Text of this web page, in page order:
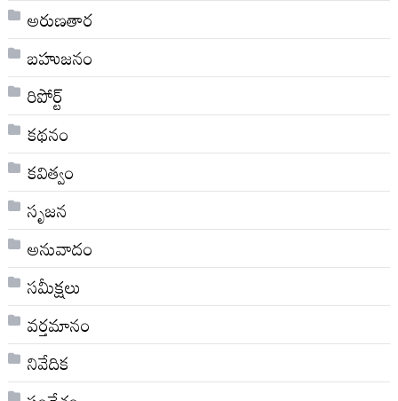
అరుణతార
బహుజనం
రిపోర్ట్
కథనం
కవిత్వం
సృజన
అనువాదం
సమీక్షలు
వర్తమానం
నివేదిక